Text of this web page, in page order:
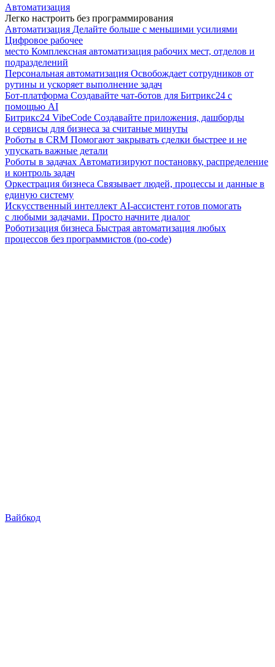
Автоматизация
Легко настроить без программирования
Автоматизация Делайте больше с меньшими усилиями
Цифровое рабочее
место Комплексная автоматизация рабочих мест, отделов и
подразделений
Персональная автоматизация Освобождает сотрудников от
рутины и ускоряет выполнение задач
Бот-платформа Создавайте чат-ботов для Битрикс24 с
помощью AI
Битрикс24 VibeCode Создавайте приложения, дашборды
и сервисы для бизнеса за считаные минуты
Роботы в CRM Помогают закрывать сделки быстрее и не
упускать важные детали
Роботы в задачах Автоматизируют постановку, распределение
и контроль задач
Оркестрация бизнеса Связывает людей, процессы и данные в
единую систему
Искусственный интеллект AI-ассистент готов помогать
с любыми задачами. Просто начните диалог
Роботизация бизнеса Быстрая автоматизация любых
процессов без программистов (no-code)
Вайбкод